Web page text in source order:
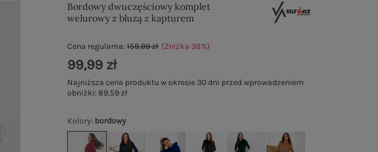
Bordowy dwuczęściowy komplet
welurowy z bluzą z kapturem
Kolory: bordowy
Cena regularna:159,99 zł (Zniżka 38%)
99,99 zł
Najniższa cena produktu w okresie 30 dni przed wprowadzeniem
obniżki: 89,59 zł